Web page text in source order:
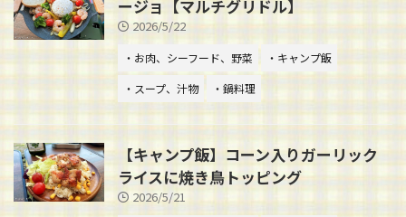
ージョ【マルチグリドル】
2026/5/22
・お肉、シーフード、野菜
・キャンプ飯
・スープ、汁物
・鍋料理
【キャンプ飯】コーン入りガーリック
ライスに焼き鳥トッピング
2026/5/21